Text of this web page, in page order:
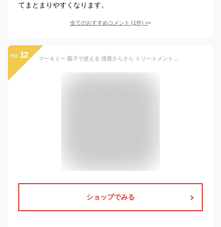
てまとまりやすくなります。
全てのおすすめコメント (1件) >
no. 12 マー＆ミー 親子で使える 浸透さらさら トリートメントオイル 50ml おまけ付き | 洗い流さない ヘアケア ヘアオイル ママ ベビー キッズ 子供 赤ちゃん ラッテ
ショップでみる